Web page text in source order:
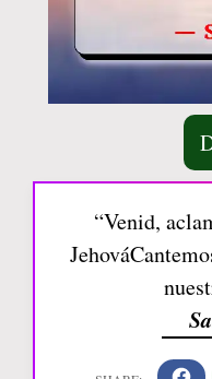
“Venid,